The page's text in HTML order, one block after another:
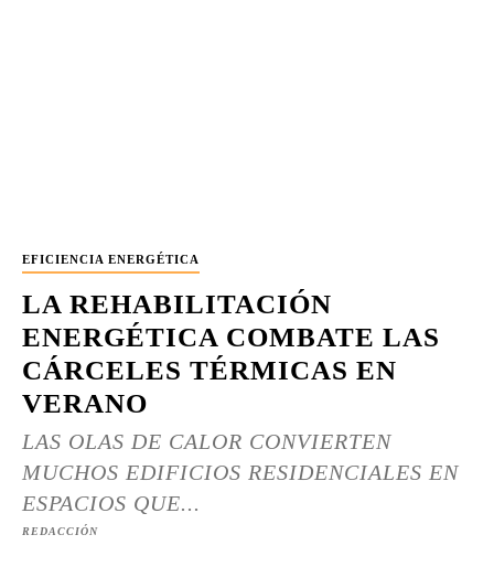
EFICIENCIA ENERGÉTICA
LA REHABILITACIÓN
ENERGÉTICA COMBATE LAS
CÁRCELES TÉRMICAS EN
VERANO
LAS OLAS DE CALOR CONVIERTEN
MUCHOS EDIFICIOS RESIDENCIALES EN
ESPACIOS QUE...
REDACCIÓN